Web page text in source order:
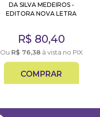
DA SILVA MEDEIROS -
EDITORA NOVA LETRA
R$ 80,40
Ou R$ 76,38à vista no PIX
COMPRAR